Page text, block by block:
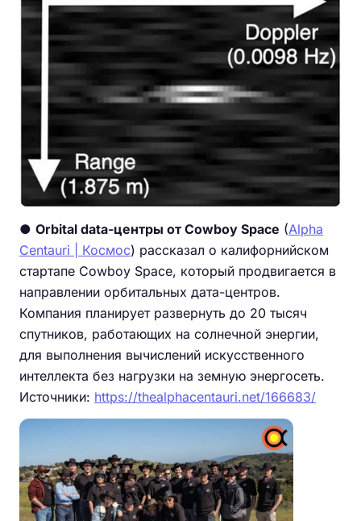
● Orbital data-центры от Cowboy Space (Alpha
Centauri | Космос) рассказал о калифорнийском
стартапе Cowboy Space, который продвигается в
направлении орбитальных дата-центров.
Компания планирует развернуть до 20 тысяч
спутников, работающих на солнечной энергии,
для выполнения вычислений искусственного
интеллекта без нагрузки на земную энергосеть.
Источники: https://thealphacentauri.net/166683/